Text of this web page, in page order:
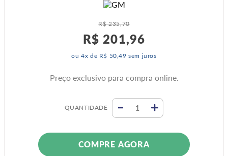
R$ 235,70
R$ 201,96
ou4x de R$ 50 ,49 sem juros
Preço exclusivo para compra online.
QUANTIDADE
COMPRE AGORA